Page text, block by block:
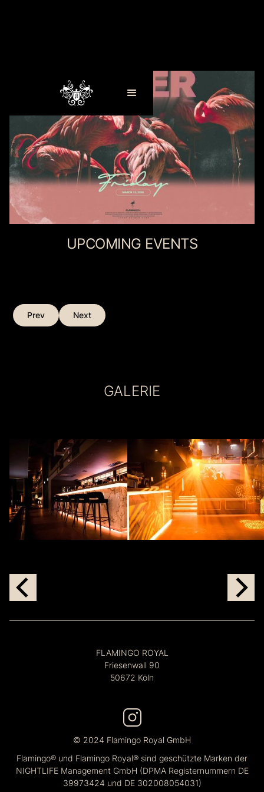
UPCOMING EVENTS
Prev Next
GALERIE
FLAMINGO ROYAL
Friesenwall 90
50672 Köln
© 2024 Flamingo Royal GmbH
Flamingo® und Flamingo Royal® sind geschützte Marken der
NIGHTLIFE Management GmbH (DPMA Registernummern DE
39973424 und DE 302008054031)